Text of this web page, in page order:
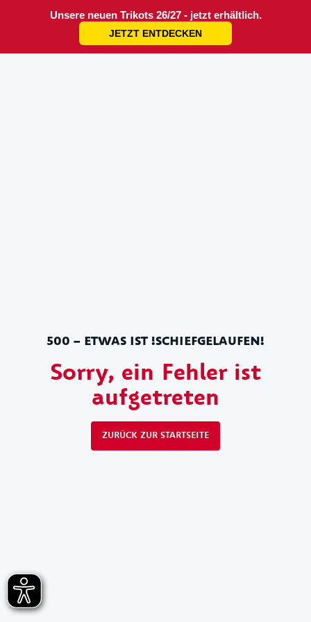
Unsere neuen Trikots 26/27 - jetzt erhältlich.
JETZT ENTDECKEN
500 – ETWAS IST !SCHIEFGELAUFEN!
Sorry, ein Fehler ist
aufgetreten
ZURÜCK ZUR STARTSEITE